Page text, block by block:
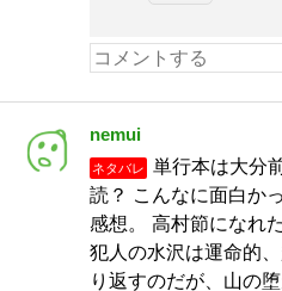
nemui
ネタバレ
単行本は大分
読？ こんなに面白か
感想。 高村節になれ
犯人の水沢は運命的
り返すのだが、山の